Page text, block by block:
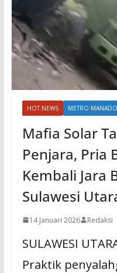
HOT NEWS METRO MANADO
Mafia Solar
Penjara, Pria
Kembali Jara
Sulawesi
14 Januari 2026 Redaksi
SULAWESI
Praktik